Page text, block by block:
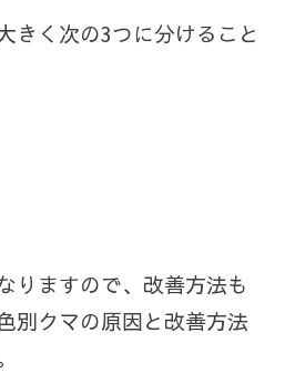
きく次の3つに分けること
りますので、改善方法も
別クマの原因と改善方法